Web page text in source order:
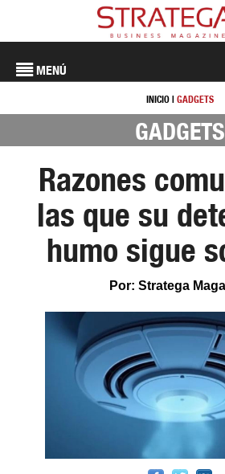
MENÚ
INICIO | GADGETS
GADGETS
Razones
las que su
humo sigue
Por: Stratega